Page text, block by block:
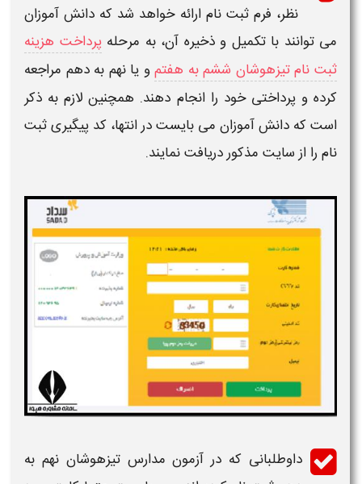
نظر، فرم ثبت نام ارائه خواهد شد که دانش آموزان
می توانند باتکمیل و ذخیره آن، به مرحله پرداخت هزینه
ثبت نام تیزهوشان ششم به هفتمو یا نهم به دهم مراجعه
کرده و پرداختی خود را انجام دهند. همچنین لازم به ذکر
است که دانش آموزان می بایست در انتها، کد پیگیریثبت
نام را از سایت مذکور دریافت نمایند.
داوطلبانی که در آزمون مدارس تیزهوشان نهم به